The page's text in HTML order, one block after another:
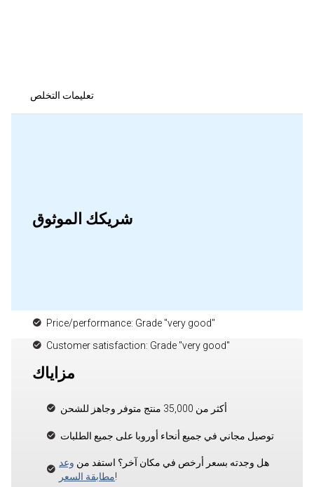
تعليمات التخلص
شريكك الموثوق
Price/performance: Grade "very good"
Customer satisfaction: Grade "very good"
مزاياك
أكثر من 35,000 منتج متوفر وجاهز للشحن
توصيل مجاني في جميع أنحاء أوروبا على جميع الطلبات
هل وجدته بسعر أرخص في مكان آخر؟ استفد من وعد
مطابقة السعر!